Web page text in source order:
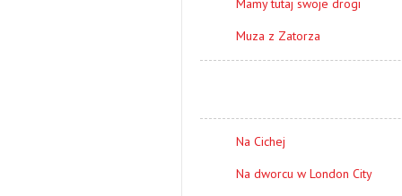
Muza z Zatorza
Na Cichej
Na dworcu w London City